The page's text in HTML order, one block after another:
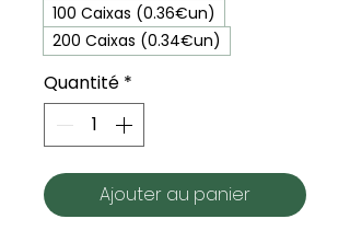
100 Caixas (0.36€un)
200 Caixas (0.34€un)
Quantité *
Ajouter au panier